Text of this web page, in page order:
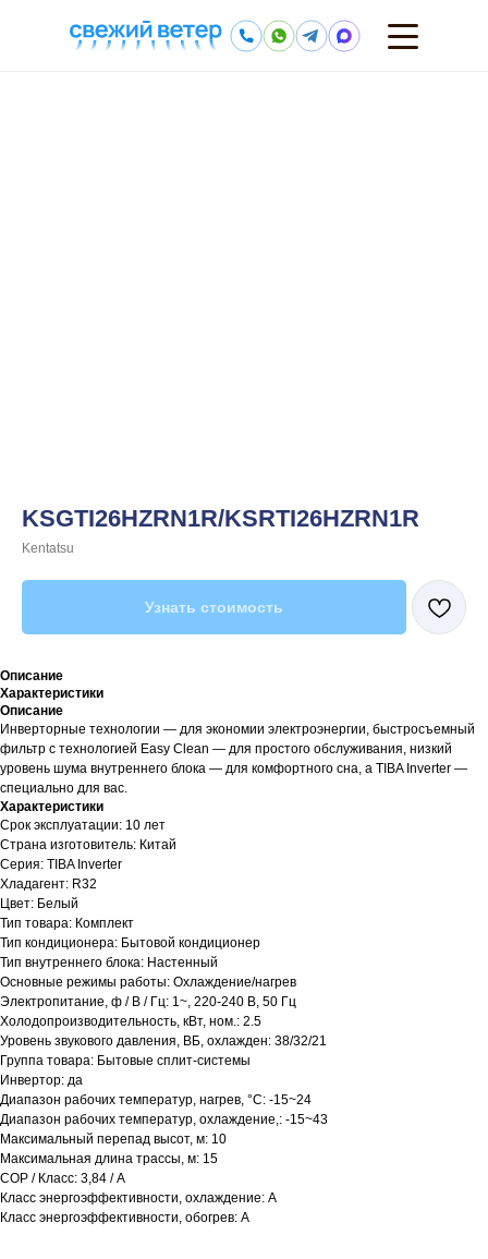
KSGTI26HZRN1R/KSRTI26HZRN1R
Kentatsu
Узнать стоимость
Описание
Характеристики
Описание
Инверторные технологии — для экономии электроэнергии, быстросъемный
фильтр с технологией Easy Clean — для простого обслуживания, низкий
уровень шума внутреннего блока — для комфортного сна, а TIBA Inverter —
специально для вас.
Характеристики
Срок эксплуатации: 10 лет
Страна изготовитель: Китай
Серия: TIBA Inverter
Хладагент: R32
Цвет: Белый
Тип товара: Комплект
Тип кондиционера: Бытовой кондиционер
Тип внутреннего блока: Настенный
Основные режимы работы: Охлаждение/нагрев
Электропитание, ф / В / Гц: 1~, 220-240 В, 50 Гц
Холодопроизводительность, кВт, ном.: 2.5
Уровень звукового давления, ВБ, охлажден: 38/32/21
Группа товара: Бытовые сплит-системы
Инвертор: да
Диапазон рабочих температур, нагрев, °C: -15~24
Диапазон рабочих температур, охлаждение,: -15~43
Максимальный перепад высот, м: 10
Максимальная длина трассы, м: 15
COP / Класс: 3,84 / A
Класс энергоэффективности, охлаждение: A
Класс энергоэффективности, обогрев: A